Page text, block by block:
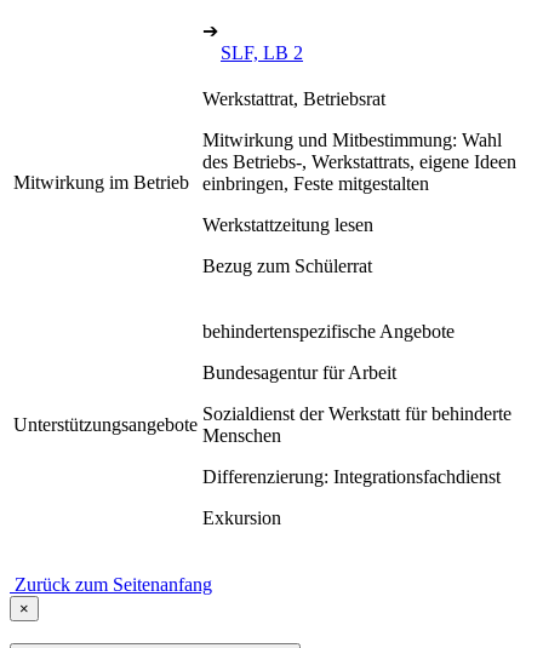
➔
SLF, LB 2
Mitwirkung im Betrieb
Werkstattrat, Betriebsrat
Mitwirkung und Mitbestimmung: Wahl
des Betriebs-, Werkstattrats, eigene Ideen
einbringen, Feste mitgestalten
Werkstattzeitung lesen
Bezug zum Schülerrat
Unterstützungsangebote
behindertenspezifische Angebote
Bundesagentur für Arbeit
Sozialdienst der Werkstatt für behinderte
Menschen
Differenzierung: Integrationsfachdienst
Exkursion
Zurück zum Seitenanfang
×